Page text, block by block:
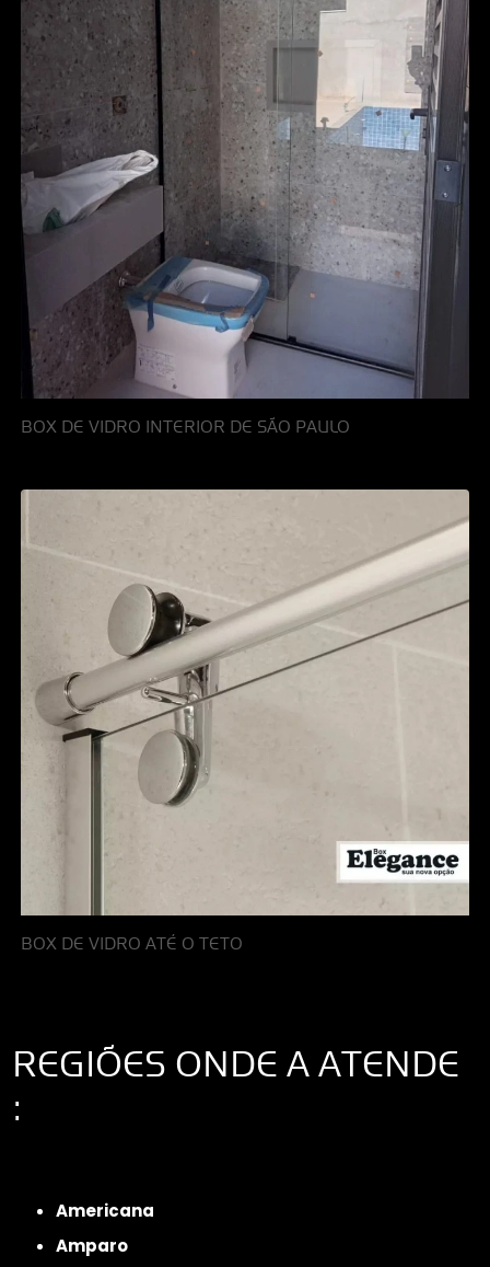
BOX DE VIDRO INTERIOR DE SÃO PAULO
BOX DE VIDRO ATÉ O TETO
REGIÕES ONDE A ATENDE
:
Americana
Amparo